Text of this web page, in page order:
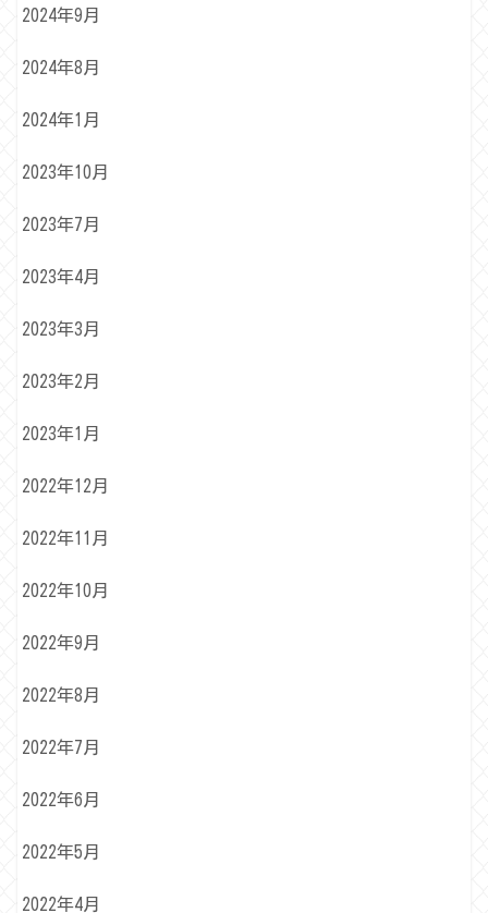
2024年9月
2024年8月
2024年1月
2023年10月
2023年7月
2023年4月
2023年3月
2023年2月
2023年1月
2022年12月
2022年11月
2022年10月
2022年9月
2022年8月
2022年7月
2022年6月
2022年5月
2022年4月